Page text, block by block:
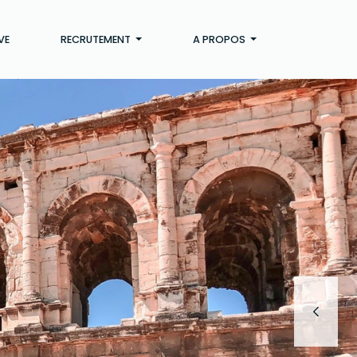
RECRUTEMENT A PROPOS